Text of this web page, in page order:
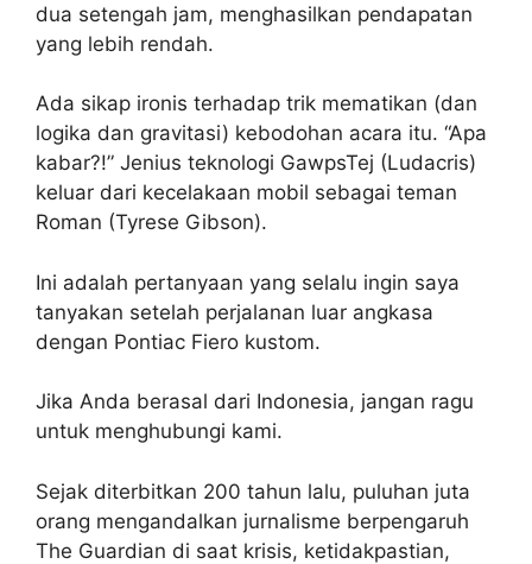
dua setengah jam, menghasilkan pendapatan
yang lebih rendah.
Ada sikap ironis terhadap trik mematikan (dan
logika dan gravitasi) kebodohan acara itu. “Apa
kabar?!” Jenius teknologi GawpsTej (Ludacris)
keluar dari kecelakaan mobil sebagai teman
Roman (Tyrese Gibson).
Ini adalah pertanyaan yang selalu ingin saya
tanyakan setelah perjalanan luar angkasa
dengan Pontiac Fiero kustom.
Jika Anda berasal dari Indonesia, jangan ragu
untuk menghubungi kami.
Sejak diterbitkan 200 tahun lalu, puluhan juta
orang mengandalkan jurnalisme berpengaruh
The Guardian di saat krisis, ketidakpastian,